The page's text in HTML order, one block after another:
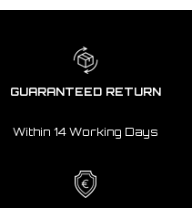
GUARANTEED RETURN
Within 14 Working Days